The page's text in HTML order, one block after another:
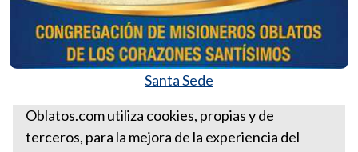
Santa Sede
Más Homilías del Padre Ernesto León
Oblatos.com utiliza cookies, propias y de
terceros, para la mejora de la experiencia del